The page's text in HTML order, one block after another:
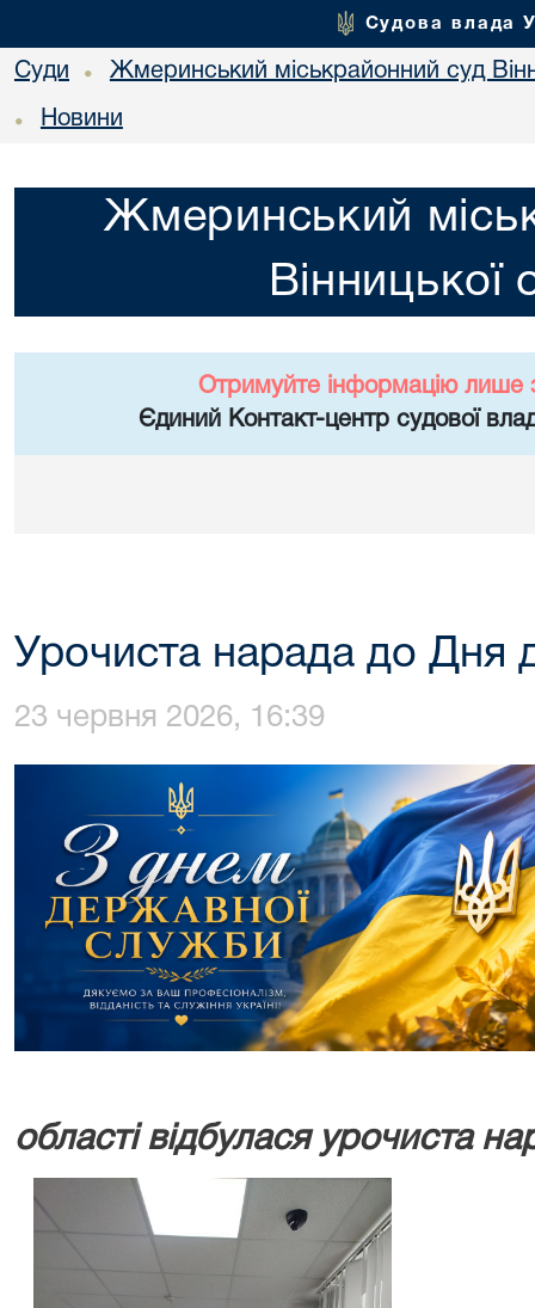
Судова влада
Суди • Жмеринський міськрайонний суд
• Новини
Жмеринський
Вінницької
Отримуйте інформацію лише
Єдиний Контакт-центр судової
Урочиста нарада до Дня
23 червня 2026, 16:39
області відбулася урочиста